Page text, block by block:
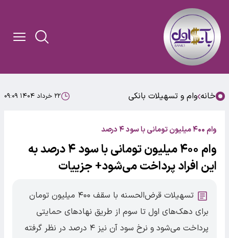
خانه وام و تسهیلات بانکی ۲۲ خرداد ۱۴۰۴ ۰۹:۰۹
وام ۴۰۰ میلیون تومانی با سود ۴ درصد
وام ۴۰۰ میلیون تومانی با سود ۴ درصد به
این افراد پرداخت می‌شود+ جزییات
تسهیلات قرض‌الحسنه با سقف ۴۰۰ میلیون تومان
برای دهک‌های اول تا سوم از طریق نهادهای حمایتی
پرداخت می‌شود و نرخ سود آن نیز ۴ درصد در نظر گرفته